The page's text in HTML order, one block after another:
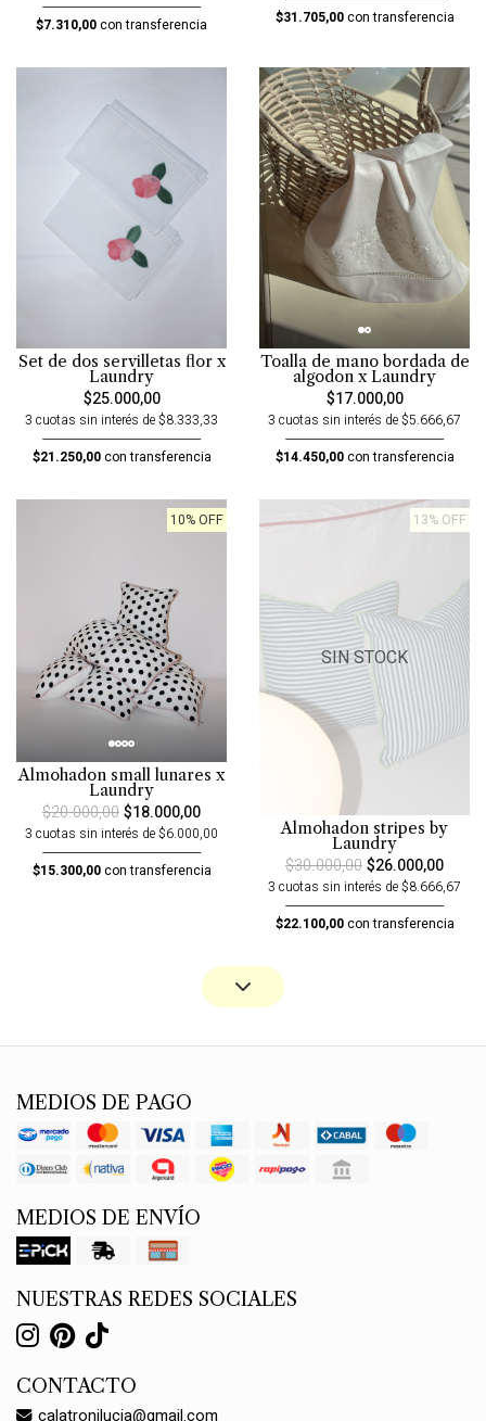
$7.310,00con transferencia
$31.705,00con transferencia
Set de dos servilletas flor x
Laundry
$25.000,00
3 cuotas sin interés de $8.333,33
$21.250,00con transferencia
Toalla de mano bordada de
algodon x Laundry
$17.000,00
3 cuotas sin interés de $5.666,67
$14.450,00con transferencia
10% OFF
Almohadon small lunares x
Laundry
$20.000,00$18.000,00
3 cuotas sin interés de $6.000,00
$15.300,00con transferencia
13% OFF
SIN STOCK
Almohadon stripes by
Laundry
$30.000,00$26.000,00
3 cuotas sin interés de $8.666,67
$22.100,00con transferencia
MEDIOS DE PAGO
MEDIOS DE ENVÍO
NUESTRAS REDES SOCIALES
CONTACTO
calatronilucia@gmail.com